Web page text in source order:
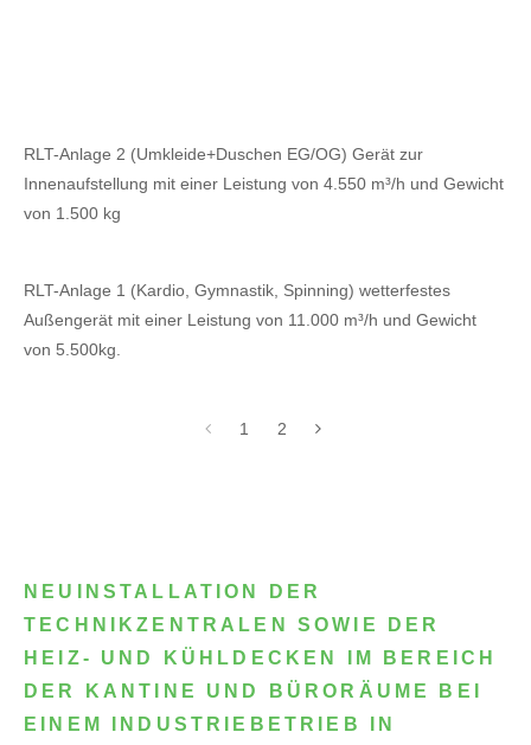
RLT-Anlage 2 (Umkleide+Duschen EG/OG) Gerät zur
Innenaufstellung mit einer Leistung von 4.550 m³/h und Gewicht
von 1.500 kg
RLT-Anlage 1 (Kardio, Gymnastik, Spinning) wetterfestes
Außengerät mit einer Leistung von 11.000 m³/h und Gewicht
von 5.500kg.
1 2
NEUINSTALLATION DER
TECHNIKZENTRALEN SOWIE DER
HEIZ- UND KÜHLDECKEN IM BEREICH
DER KANTINE UND BÜRORÄUME BEI
EINEM INDUSTRIEBETRIEB IN